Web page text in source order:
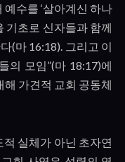
예수를 ‘살아계신 하나
기초로 신자들과 함께
(마 16:18). 그리고 이
의 모임”(마 18:17)에
가견적 교회 공동체
실체가 아닌 초자연